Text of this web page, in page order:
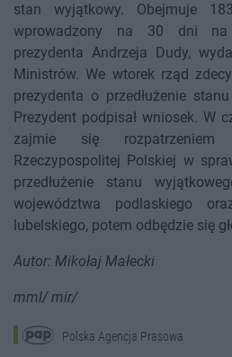
stan wyjątkowy. Obejmuje
wprowadzony na 30 dni na
prezydenta Andrzeja Dudy,
Ministrów. We wtorek rząd
prezydenta o przedłużenie
Prezydent podpisał wniosek. W
zajmie się rozpatrzeniem
Rzeczypospolitej Polskiej w
przedłużenie stanu
województwa podlaskiego
lubelskiego, potem odbędzie się
Autor: Mikołaj Małecki
mml/ mir/
Polska Agencja Prasowa